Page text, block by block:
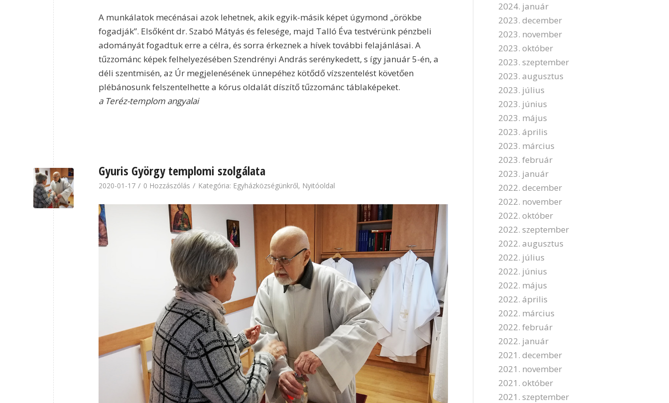
A munkálatok mecénásai azok lehetnek, akik egyik-másik képet úgymond „örökbe
fogadják”. Elsőként dr. Szabó Mátyás és felesége, majd Talló Éva testvérünk pénzbeli
adományát fogadtuk erre a célra, és sorra érkeznek a hívek további felajánlásai. A
tűzzománc képek felhelyezésében Szendrényi András serénykedett, s így január 5-én, a
déli szentmisén, az Úr megjelenésének ünnepéhez kötődő vízszentelést követően
plébánosunk felszentelhette a kórus oldalát díszítő tűzzománc táblaképeket.
a Teréz-templom angyalai
Gyuris György templomi szolgálata
2020-01-17 / 0 Hozzászólás / Kategória: Egyházközségünkről, Nyitóoldal
2024. január
2023. december
2023. november
2023. október
2023. szeptember
2023. augusztus
2023. július
2023. június
2023. május
2023. április
2023. március
2023. február
2023. január
2022. december
2022. november
2022. október
2022. szeptember
2022. augusztus
2022. július
2022. június
2022. május
2022. április
2022. március
2022. február
2022. január
2021. december
2021. november
2021. október
2021. szeptember